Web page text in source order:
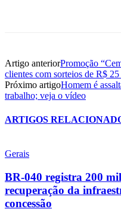
Artigo anteriorPromoção
clientes com sorteios de R$
Próximo artigoHomem é
trabalho; veja o vídeo
ARTIGOS
Gerais
BR-040 registra 200
recuperação da
concessão